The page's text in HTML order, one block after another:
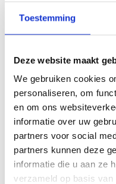
Toestemming
Deze website maakt
We gebruiken cookies
personaliseren, om
en om ons
informatie over uw
partners voor social
partners kunnen deze
informatie die u aan ze
verzameld op basis
Momo Bedsense
Octopus
Onderzoek en
Consultatie-